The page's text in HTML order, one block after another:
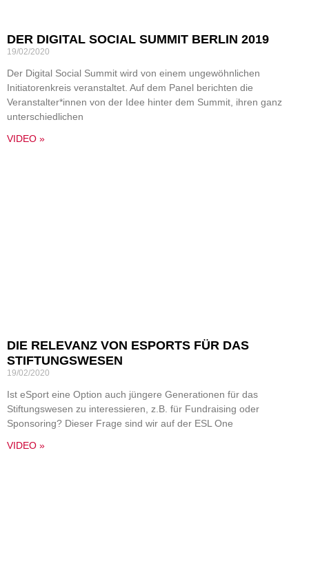
DER DIGITAL SOCIAL SUMMIT BERLIN 2019
19/02/2020
Der Digital Social Summit wird von einem ungewöhnlichen
Initiatorenkreis veranstaltet. Auf dem Panel berichten die
Veranstalter*innen von der Idee hinter dem Summit, ihren ganz
unterschiedlichen
VIDEO »
DIE RELEVANZ VON ESPORTS FÜR DAS
STIFTUNGSWESEN
19/02/2020
Ist eSport eine Option auch jüngere Generationen für das
Stiftungswesen zu interessieren, z.B. für Fundraising oder
Sponsoring? Dieser Frage sind wir auf der ESL One
VIDEO »